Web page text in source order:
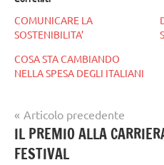
COMUNICARE LA
SOSTENIBILITA’
COSA STA CAMBIANDO
NELLA SPESA DEGLI ITALIANI
veganok
gelataio
gelateria
Navigazione
articoli
Articolo precedente
IL PREMIO ALLA
FESTIVAL